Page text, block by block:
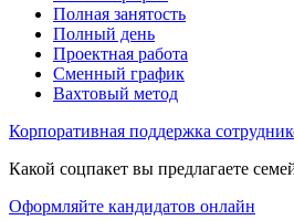
Полная занятость
Полный день
Проектная работа
Сменный график
Вахтовый метод
Корпоративная поддержка
Какой соцпакет вы предлагаете
Оформляйте кандидатов онлайн